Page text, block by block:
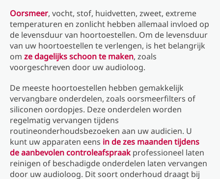
Oorsmeer, vocht, stof, huidvetten, zweet, extreme
temperaturen en zonlicht hebben allemaal invloed op
de levensduur van hoortoestellen. Om de levensduur
van uw hoortoestellen te verlengen, is het belangrijk
om ze dagelijks schoon te maken, zoals
voorgeschreven door uw audioloog.
De meeste hoortoestellen hebben gemakkelijk
vervangbare onderdelen, zoals oorsmeerfilters of
siliconen oordopjes. Deze onderdelen worden
regelmatig vervangen tijdens
routineonderhoudsbezoeken aan uw audicien. U
kunt uw apparaten eens in de zes maanden tijdens
de aanbevolen controleafspraakprofessioneel laten
reinigen of beschadigde onderdelen laten vervangen
door uw audioloog. Dit soort onderhoud draagt ​​bij